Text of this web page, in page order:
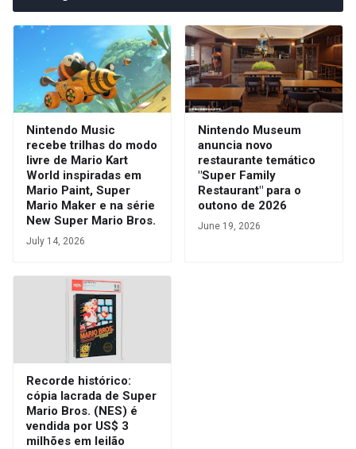
Nintendo Music
recebe trilhas do modo
livre de Mario Kart
World inspiradas em
Mario Paint, Super
Mario Maker e na série
New Super Mario Bros.
July 14, 2026
Nintendo Museum
anuncia novo
restaurante temático
"Super Family
Restaurant" para o
outono de 2026
June 19, 2026
Recorde histórico:
cópia lacrada de Super
Mario Bros. (NES) é
vendida por US$ 3
milhões em leilão